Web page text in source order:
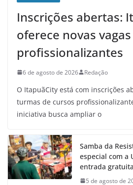
Inscrições abertas:
oferece novas
profissionalizantes
6 de agosto de 2026 Redação
O ItapuãCity está com inscrições
turmas de cursos
iniciativa busca ampliar o
Samba da
especial com a
entrada gratuita
5 de agosto de